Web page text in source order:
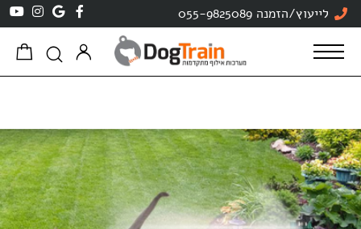
לתוכן לייעוץ/הזמנה 055-9825089